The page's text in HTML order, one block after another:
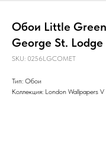
Обои Little
George St. Lodge
SKU: 0256LGCOMET
Тип: Обои
Коллекция: London Wallpapers V